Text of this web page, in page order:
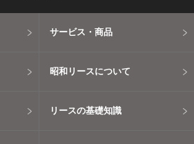
サービス・商品
昭和リースについて
リースの基礎知識